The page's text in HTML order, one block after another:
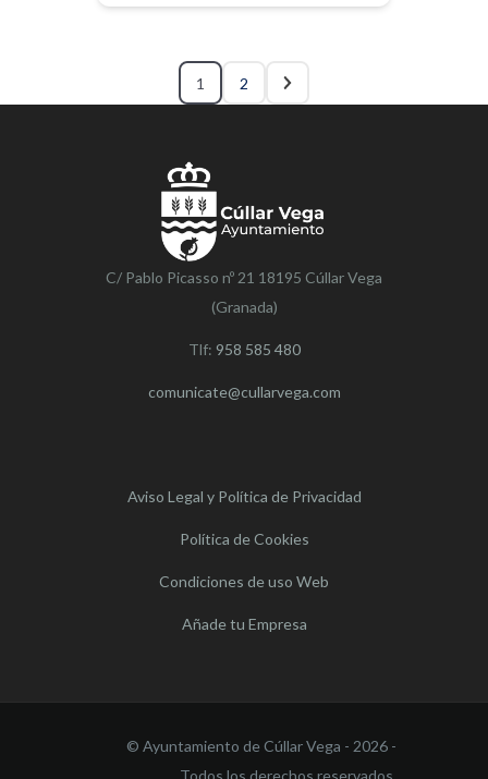
1 2
C/ Pablo Picasso nº 21 18195 Cúllar Vega
(Granada)
Tlf: 958 585 480
comunicate@cullarvega.com
Aviso Legal y Política de Privacidad
Política de Cookies
Condiciones de uso Web
Añade tu Empresa
© Ayuntamiento de Cúllar Vega - 2026 -
Todos los derechos reservados.